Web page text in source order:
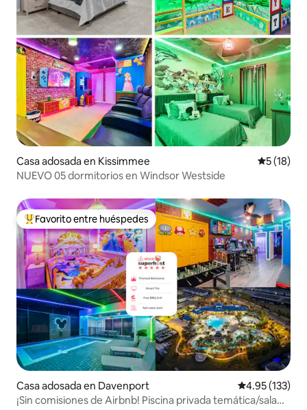
Casa adosada en Kissimmee
5 (18)
NUEVO 05 dormitorios en Windsor Westside
Favorito entre huéspedes preferido
Favorito entre huéspedes
Casa adosada en Davenport Calificación
4.95 (133)
¡Sin comisiones de Airbnb! Piscina privada temática/sala